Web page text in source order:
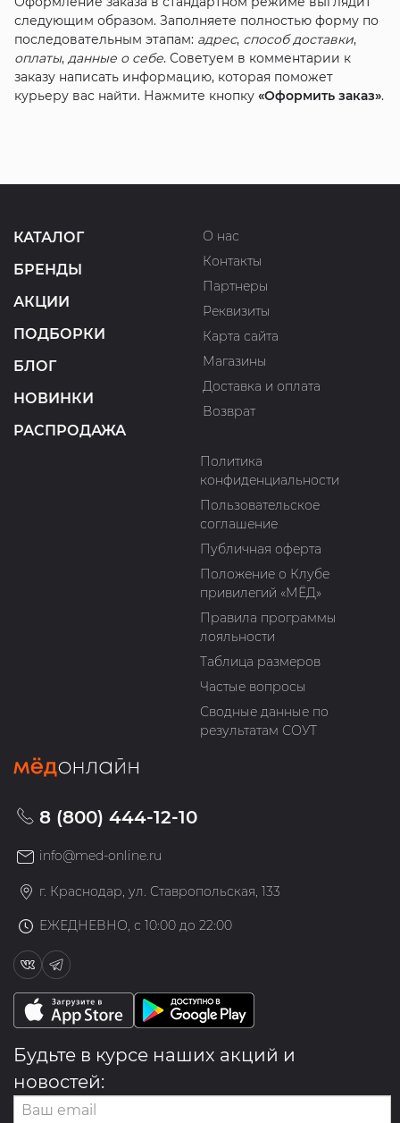
следующим образом. Заполняете полностью форму по
последовательным этапам: адрес, способ доставки,
оплаты, данные о себе. Советуем в комментарии к
заказу написать информацию, которая поможет
курьеру вас найти. Нажмите кнопку «Оформить заказ».
КАТАЛОГ
БРЕНДЫ
АКЦИИ
ПОДБОРКИ
БЛОГ
НОВИНКИ
РАСПРОДАЖА
О нас
Контакты
Партнеры
Реквизиты
Карта сайта
Магазины
Доставка и оплата
Возврат
Политика
конфиденциальности
Пользовательское
соглашение
Публичная оферта
Положение о Клубе
привилегий «МЁД»
Правила программы
лояльности
Таблица размеров
Частые вопросы
Сводные данные по
результатам СОУТ
8 (800) 444-12-10
info@med-online.ru
г. Краснодар, ул. Ставропольская, 133
ЕЖЕДНЕВНО, с 10:00 до 22:00
Будьте в курсе наших акций и
новостей: